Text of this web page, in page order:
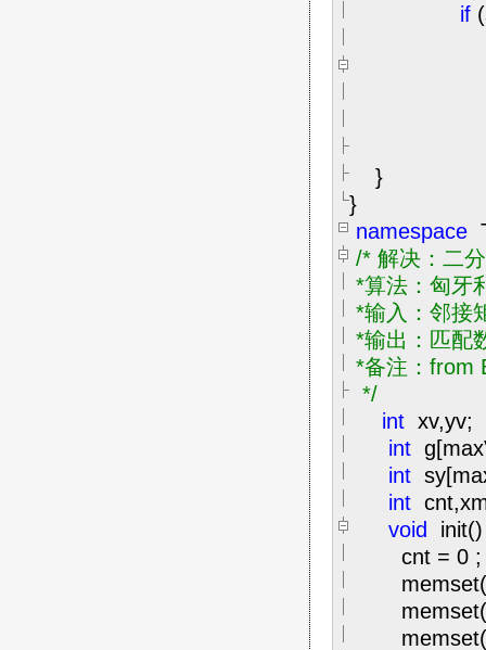
if
}
}
namespace
/* 解决：二
*算法：匈牙
*输入：邻接
*输出：匹配
*备注：from
*/
int
int
int
int
void
init()
cnt = 0 ;